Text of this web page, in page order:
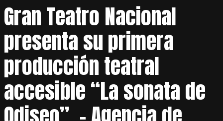
Gran Teatro Nacional
presenta su primera
producción teatral
accesible “La sonata de